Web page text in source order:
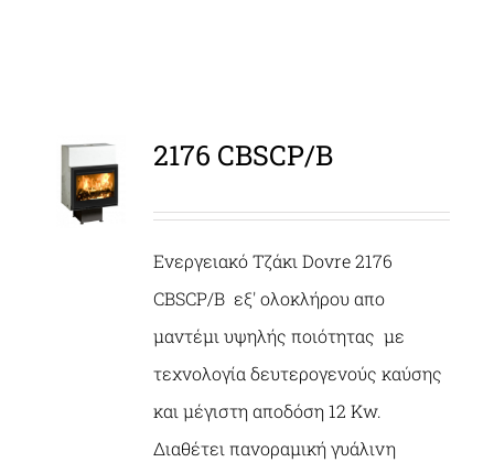
ΛΕΠΤΟΜΈΡΕΙΕΣ
2176 CBSCP/B
Ενεργειακό Τζάκι Dovre 2176
CBSCP/B εξ' ολοκλήρου απο
μαντέμι υψηλής ποιότητας με
τεχνολογία δευτερογενούς καύσης
και μέγιστη αποδόση 12 Kw.
Διαθέτει πανοραμική γυάλινη